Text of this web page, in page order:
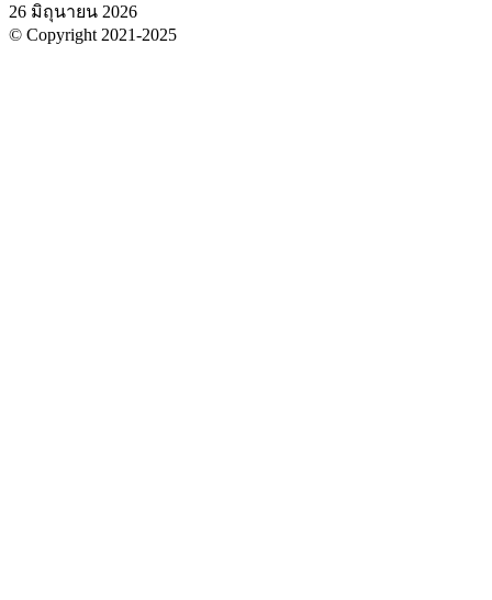
26 มิถุนายน 2026
© Copyright 2021-2025